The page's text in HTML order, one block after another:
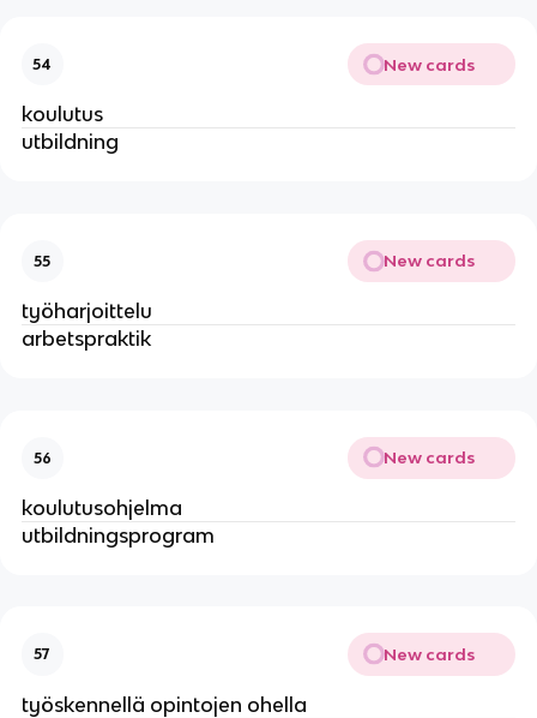
54 New cards
koulutus
utbildning
55 New cards
työharjoittelu
arbetspraktik
56 New cards
koulutusohjelma
utbildningsprogram
57 New cards
työskennellä opintojen ohella